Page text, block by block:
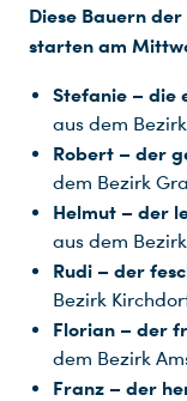
Diese Bauern der
starten am
Stefanie – die
aus dem
Robert – der
dem Bezirk
Helmut – der
aus dem
Rudi – der
Bezirk
Florian – der
dem Bezirk
Franz – der